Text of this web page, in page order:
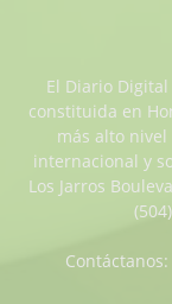
El Diario
constituida en
más alto
internacional y
Los Jarros
Contáctanos: